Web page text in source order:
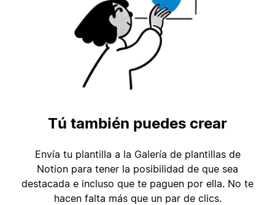
Tú también puedes crear
Envía tu plantilla a la Galería de plantillas de
Notion para tener la posibilidad de que sea
destacada e incluso que te paguen por ella. No te
hacen falta más que un par de clics.